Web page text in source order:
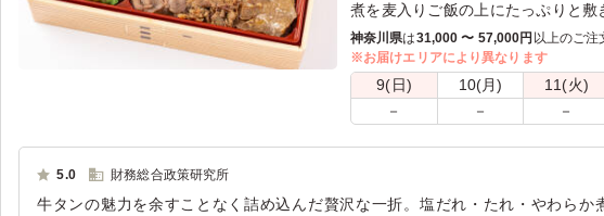
煮を麦入りご飯の上にたっぷりと
や牛たん入玉子焼きなどが入り、ま
お楽しみください。
神奈川県は31,000 〜 57,000円 以上のご注
※お届けエリアにより異なります
9(日) 10(月) 11(火)
－ － －
5.0 財務総合政策研究所
牛タンの魅力を余すことなく詰め込んだ贅沢な一折。塩だれ・たれ・やわらか